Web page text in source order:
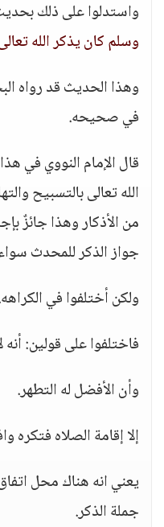
واستدلوا على ذلك
وسلم كان يذكر الله
وهذا الحديث قد رواه
في صحيحه.
قال الإمام النووي في
الله تعالى بالتسبيح
من الأذكار وهذا جائزٌ
جواز الذكر للمحدث
ولكن أختلفوا في
فاختلفوا على قولين:
وأن الأفضل له التطهر.
إلا إقامة الصلاه فتكره
يعني انه هناك محل
جملة الذكر.